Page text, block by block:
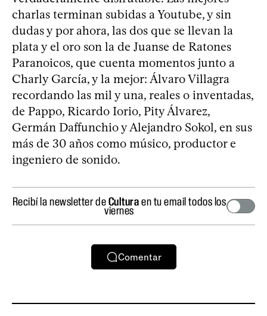
charlas terminan subidas a Youtube, y sin
dudas y por ahora, las dos que se llevan la
plata y el oro son la de Juanse de Ratones
Paranoicos, que cuenta momentos junto a
Charly García, y la mejor: Álvaro Villagra
recordando las mil y una, reales o inventadas,
de Pappo, Ricardo Iorio, Pity Álvarez,
Germán Daffunchio y Alejandro Sokol, en sus
más de 30 años como músico, productor e
ingeniero de sonido.
Recibí la newsletter deCulturaen tu email todos los
viernes
Comentar